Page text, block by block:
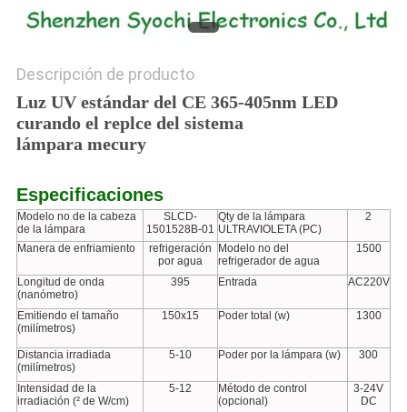
Descripción de producto
Luz UV estándar del CE 365-405nm LED
curando el replce del sistema
lámpara mecury
Especificaciones
Modelo no de la cabeza
de la lámpara
SLCD-
1501528B-01
Qty de la lámpara
ULTRAVIOLETA (PC)
2
Manera de enfriamiento
refrigeración
por agua
Modelo no del
refrigerador de agua
1500
Longitud de onda
(nanómetro)
395 Entrada AC220V
Emitiendo el tamaño
(milímetros)
150x15 Poder total (w) 1300
Distancia irradiada
(milímetros)
5-10 Poder por la lámpara (w) 300
Intensidad de la
irradiación (² de W/cm)
5-12
Método de control
(opcional)
3-24V
DC